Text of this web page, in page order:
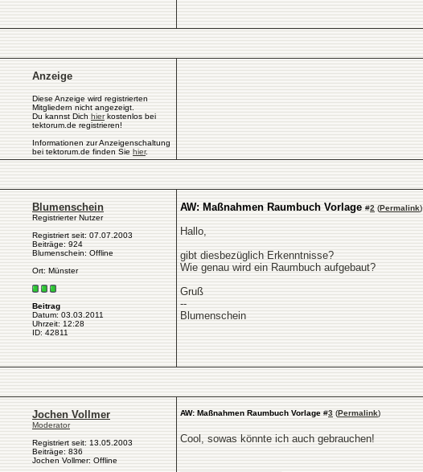
Anzeige
Diese Anzeige wird registrierten
Mitgliedern nicht angezeigt.
Du kannst Dich hierkostenlos bei
tektorum.de registrieren!
Informationen zur Anzeigenschaltung
bei tektorum.de finden Sie hier.
Blumenschein
Registrierter Nutzer
Registriert seit: 07.07.2003
Beiträge: 924
Blumenschein: Offline
Ort: Münster
Beitrag
Datum: 03.03.2011
Uhrzeit: 12:28
ID: 42811
AW: Maßnahmen Raumbuch Vorlage #2 (Permalink)
Hallo,
gibt diesbezüglich Erkenntnisse?
Wie genau wird ein Raumbuch aufgebaut?
Gruß
--
Blumenschein
Jochen Vollmer
Moderator
Registriert seit: 13.05.2003
Beiträge: 836
Jochen Vollmer: Offline
AW: Maßnahmen Raumbuch Vorlage #3 (Permalink)
Cool, sowas könnte ich auch gebrauchen!